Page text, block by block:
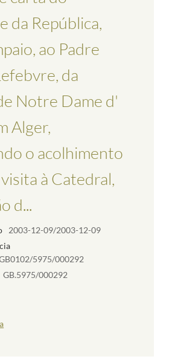
da República,
ao Padre
da
Notre Dame d'
Alger,
o acolhimento
à Catedral,
d...
2003-12-09/2003-12-09
5975/000292
GB.5975/000292